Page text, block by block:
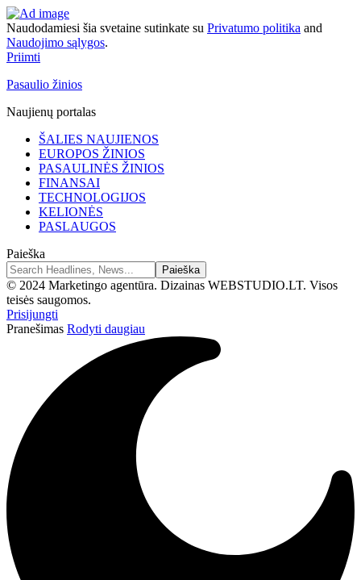
Naudodamiesi šia svetaine sutinkate su Privatumo politika and
Naudojimo sąlygos.
Priimti
Pasaulio žinios
Naujienų portalas
ŠALIES NAUJIENOS
EUROPOS ŽINIOS
PASAULINĖS ŽINIOS
FINANSAI
TECHNOLOGIJOS
KELIONĖS
PASLAUGOS
Paieška
© 2024 Marketingo agentūra. Dizainas WEBSTUDIO.LT. Visos
teisės saugomos.
Prisijungti
Pranešimas Rodyti daugiau